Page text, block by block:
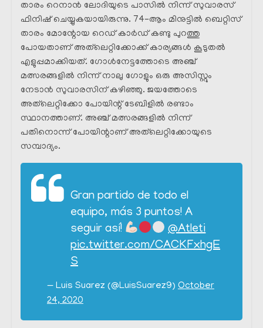
താരം റെനാൻ ലോദിയുടെ പാസിൽ നിന്ന് സുവാരസ്
ഫിനിഷ് ചെയ്യുകയായിരുന്നു. 74-ആം മിനുട്ടിൽ ബെറ്റിസ്
താരം മോന്റോയ റെഡ് കാർഡ് കണ്ടു പുറത്തു
പോയതാണ് അത്‌ലെറ്റിക്കോക്ക് കാര്യങ്ങൾ കൂടുതൽ
എളുപ്പമാക്കിയത്. ഗോൾനേട്ടത്തോടെ അഞ്ച്
മത്സരങ്ങളിൽ നിന്ന് നാലു ഗോളും ഒരു അസിസ്റ്റും
നേടാൻ സുവാരസിന് കഴിഞ്ഞു. ജയത്തോടെ
അത്‌ലെറ്റിക്കോ പോയിന്റ് ടേബിളിൽ രണ്ടാം
സ്ഥാനത്താണ്. അഞ്ച് മത്സരങ്ങളിൽ നിന്ന്
പതിനൊന്ന് പോയിന്റാണ് അത്‌ലെറ്റിക്കോയുടെ
സമ്പാദ്യം.
Gran partido de todo el
equipo, más 3 puntos! A
seguir así!
@Atleti
pic.twitter.com/CACKFxhgE
S
— Luis Suarez (@LuisSuarez9) October
24, 2020